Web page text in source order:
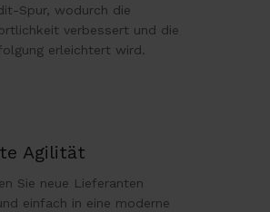
Spur, wodurch die
verbessert und die
erleichtert wird.
Agilität
Sie neue Lieferanten
einfach in eine moderne